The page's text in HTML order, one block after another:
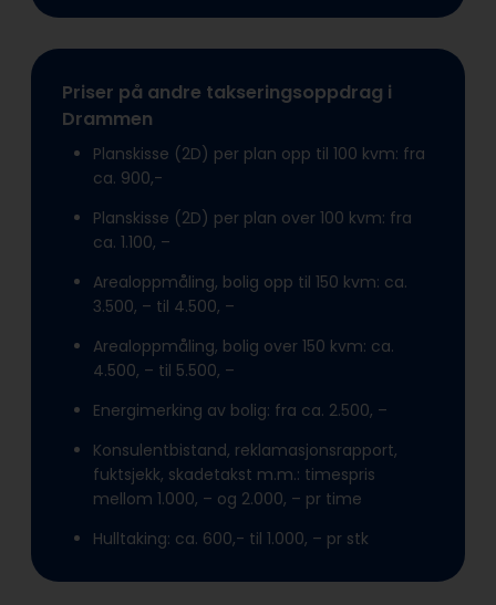
Priser på andre takseringsoppdrag i
Drammen
Planskisse (2D) per plan opp til 100 kvm: fra
ca. 900,-
Planskisse (2D) per plan over 100 kvm: fra
ca. 1.100, –
Arealoppmåling, bolig opp til 150 kvm: ca.
3.500, – til 4.500, –
Arealoppmåling, bolig over 150 kvm: ca.
4.500, – til 5.500, –
Energimerking av bolig: fra ca. 2.500, –
Konsulentbistand, reklamasjonsrapport,
fuktsjekk, skadetakst m.m.: timespris
mellom 1.000, – og 2.000, – pr time
Hulltaking: ca. 600,- til 1.000, – pr stk